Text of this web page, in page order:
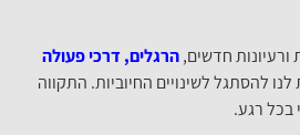
ורעיונות חדשים,הרגלים, דרכי פעולה
להסתגל לשינויים החיוביות. התקווה
בכל רגע.